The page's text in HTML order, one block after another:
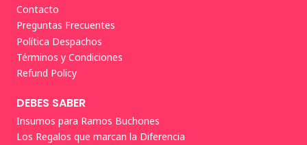
Contacto
Preguntas Frecuentes
Política Despachos
Términos y Condiciones
Refund Policy
DEBES SABER
Insumos para Ramos Buchones
Los Regalos que marcan la Diferencia